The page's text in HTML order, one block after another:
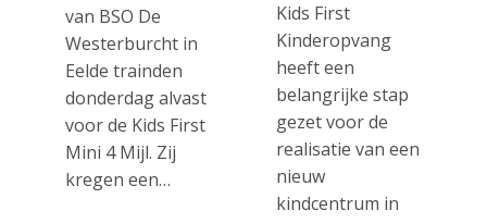
van BSO De
Westerburcht in
Eelde trainden
donderdag alvast
voor de Kids First
Mini 4 Mijl. Zij
kregen een…
Kids First
Kinderopvang
heeft een
belangrijke stap
gezet voor de
realisatie van een
nieuw
kindcentrum in